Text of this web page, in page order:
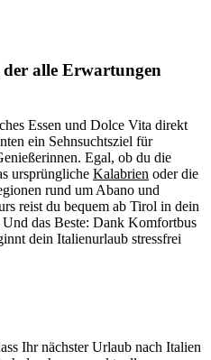
alle Erwartungen
Essen und Dolce Vita direkt
ein Sehnsuchtsziel für
Egal, ob du die
ursprüngliche Kalabrien oder die
rund um Abano und
reist du bequem ab Tirol in dein
das Beste: Dank Komfortbus
dein Italienurlaub stressfrei
Ihr nächster Urlaub nach Italien